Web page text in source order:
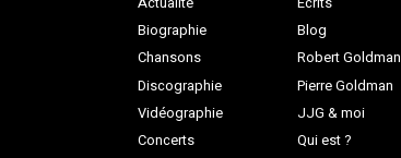
Biographie
Chansons
Discographie
Vidéographie
Concerts
Blog
Robert Goldman
Pierre Goldman
JJG & moi
Qui est ?